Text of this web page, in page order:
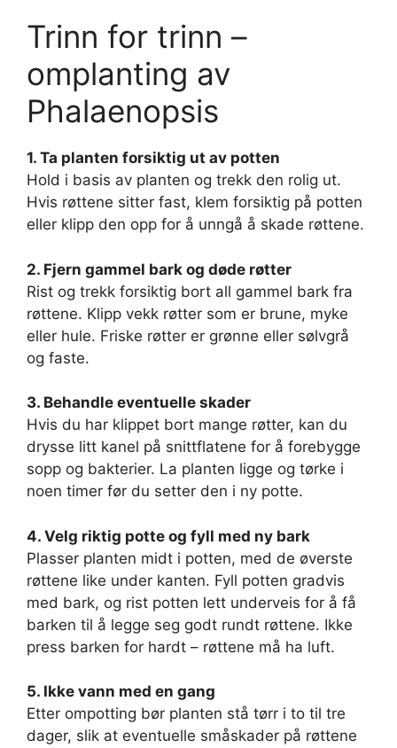
Trinn for trinn –
omplanting av
Phalaenopsis
1. Ta planten forsiktig ut av potten
Hold i basis av planten og trekk den rolig ut.
Hvis røttene sitter fast, klem forsiktig på potten
eller klipp den opp for å unngå å skade røttene.
2. Fjern gammel bark og døde røtter
Rist og trekk forsiktig bort all gammel bark fra
røttene. Klipp vekk røtter som er brune, myke
eller hule. Friske røtter er grønne eller sølvgrå
og faste.
3. Behandle eventuelle skader
Hvis du har klippet bort mange røtter, kan du
drysse litt kanel på snittflatene for å forebygge
sopp og bakterier. La planten ligge og tørke i
noen timer før du setter den i ny potte.
4. Velg riktig potte og fyll med ny bark
Plasser planten midt i potten, med de øverste
røttene like under kanten. Fyll potten gradvis
med bark, og rist potten lett underveis for å få
barken til å legge seg godt rundt røttene. Ikke
press barken for hardt – røttene må ha luft.
5. Ikke vann med en gang
Etter ompotting bør planten stå tørr i to til tre
dager, slik at eventuelle småskader på røttene